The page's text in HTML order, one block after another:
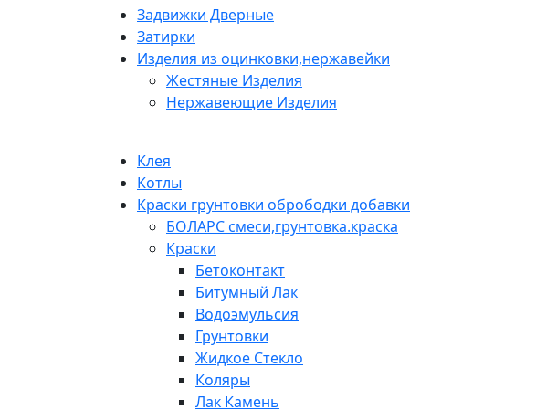
Задвижки Дверные
Затирки
Изделия из оцинковки,нержавейки
Жестяные Изделия
Нержавеющие Изделия
Клея
Котлы
Краски грунтовки обрободки добавки
БОЛАРС смеси,грунтовка.краска
Краски
Бетоконтакт
Битумный Лак
Водоэмульсия
Грунтовки
Жидкое Стекло
Коляры
Лак Камень